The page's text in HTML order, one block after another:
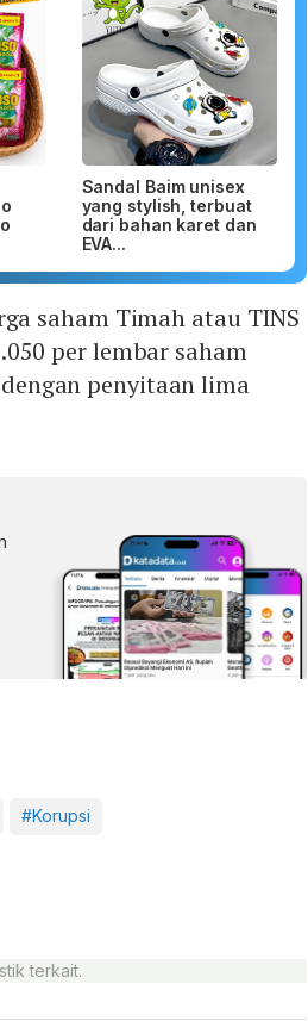
Sandal Baim unisex
yang stylish, terbuat
dari bahan karet dan
EVA...
saham Timah atau TINS
per lembar saham
penyitaan lima
#Korupsi
terkait.